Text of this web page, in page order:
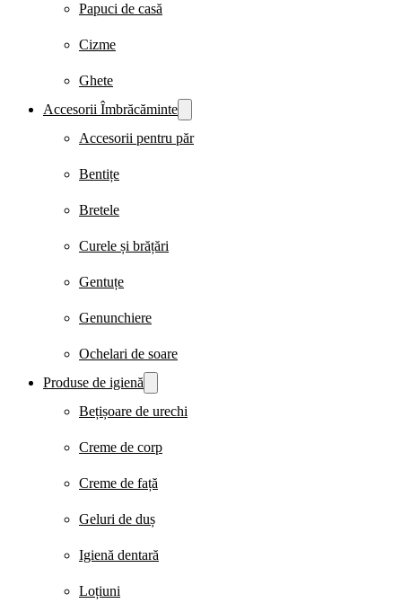
Papuci de casă
Cizme
Ghete
Accesorii Îmbrăcăminte
Accesorii pentru păr
Bentițe
Bretele
Curele și brățări
Gentuțe
Genunchiere
Ochelari de soare
Produse de igienă
Bețișoare de urechi
Creme de corp
Creme de față
Geluri de duș
Igienă dentară
Loțiuni